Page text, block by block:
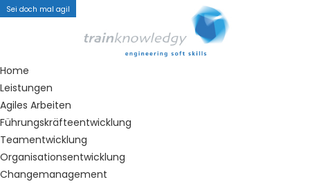
Home
Leistungen
Agiles Arbeiten
Führungskräfteentwicklung
Teamentwicklung
Organisationsentwicklung
Changemanagement
Sei doch mal agil